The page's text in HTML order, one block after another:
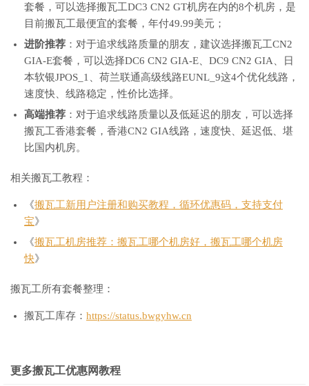
套餐，可以选择搬瓦工DC3 CN2 GT机房在内的8个机房，是
目前搬瓦工最便宜的套餐，年付49.99美元；
进阶推荐 ：对于追求线路质量的朋友，建议选择搬瓦工CN2
GIA-E套餐，可以选择DC6 CN2 GIA-E、DC9 CN2 GIA、日
本软银JPOS_1、荷兰联通高级线路EUNL_9这4个优化线路，
速度快、线路稳定，性价比选择。
高端推荐 ：对于追求线路质量以及低延迟的朋友，可以选择
搬瓦工香港套餐，香港CN2 GIA线路，速度快、延迟低、堪
比国内机房。
相关搬瓦工教程：
《搬瓦工新用户注册和购买教程，循环优惠码，支持支付
宝》
《搬瓦工机房推荐：搬瓦工哪个机房好，搬瓦工哪个机房
快》
搬瓦工所有套餐整理：
搬瓦工库存： https://status.bwgyhw.cn
更多搬瓦工优惠网教程